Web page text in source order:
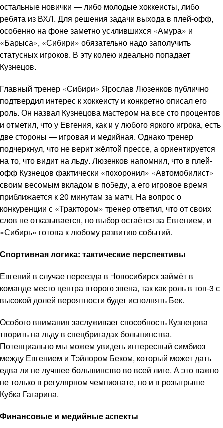
остальные новички — либо молодые хоккеисты, либо
ребята из ВХЛ. Для решения задачи выхода в плей-офф,
особенно на фоне заметно усилившихся «Амура» и
«Барыса», «Сибири» обязательно надо заполучить
статусных игроков. В эту колею идеально попадает
Кузнецов.
Главный тренер «Сибири» Ярослав Люзенков публично
подтвердил интерес к хоккеисту и конкретно описал его
роль. Он назвал Кузнецова мастером на все сто процентов
и отметил, что у Евгения, как и у любого яркого игрока, есть
две стороны — игровая и медийная. Однако тренер
подчеркнул, что не верит жёлтой прессе, а ориентируется
на то, что видит на льду. Люзенков напомнил, что в плей-
офф Кузнецов фактически «похоронил» «Автомобилист»
своим весомым вкладом в победу, а его игровое время
приближается к 20 минутам за матч. На вопрос о
конкуренции с «Трактором» тренер ответил, что от своих
слов не отказывается, но выбор остаётся за Евгением, и
«Сибирь» готова к любому развитию событий.
Спортивная логика: тактические перспективы
Евгений в случае переезда в Новосибирск займёт в
команде место центра второго звена, так как роль в топ-3 с
высокой долей вероятности будет исполнять Бек.
Особого внимания заслуживает способность Кузнецова
творить на льду в спецбригадах большинства.
Потенциально мы можем увидеть интересный симбиоз
между Евгением и Тэйлором Беком, который может дать
едва ли не лучшее большинство во всей лиге. А это важно
не только в регулярном чемпионате, но и в розыгрыше
Кубка Гагарина.
Финансовые и медийные аспекты